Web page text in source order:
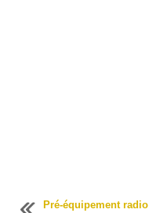
Pré-équipement radio